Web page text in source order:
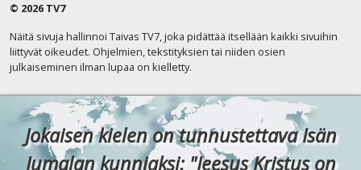
© 2026 TV7
Näitä sivuja hallinnoi Taivas TV7, joka pidättää itsellään kaikki sivuihin
liittyvät oikeudet. Ohjelmien, tekstityksien tai niiden osien
julkaiseminen ilman lupaa on kielletty.
Jokaisen kielen on tunnustettava Isän
Jumalan kunniaksi: "Jeesus Kristus on